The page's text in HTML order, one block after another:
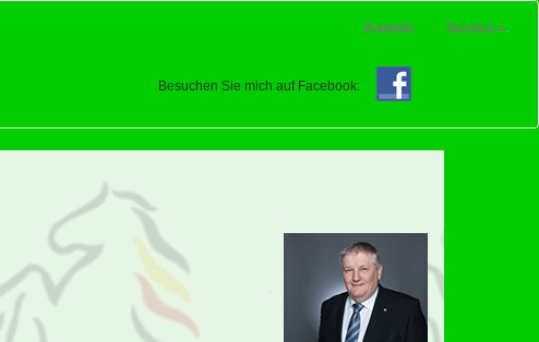
Kontakt Service
Besuchen Sie mich auf Facebook: